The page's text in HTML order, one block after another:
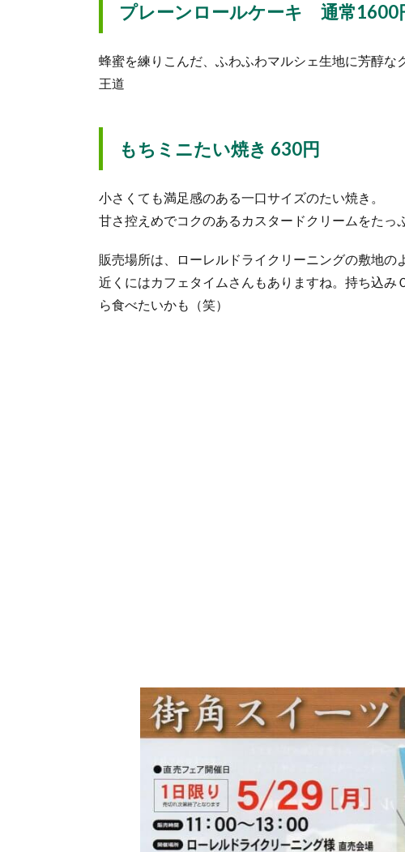
プレーンロールケーキ 通常1600
蜂蜜を練りこんだ、ふわふわマルシェ生地に芳醇
王道
もちミニたい焼き 630円
小さくても満足感のある一口サイズのたい焼き。
甘さ控えめでコクのあるカスタードクリームをたっ
販売場所は、ローレルドライクリーニングの敷地の
近くにはカフェタイムさんもありますね。持ち込
ら食べたいかも（笑）